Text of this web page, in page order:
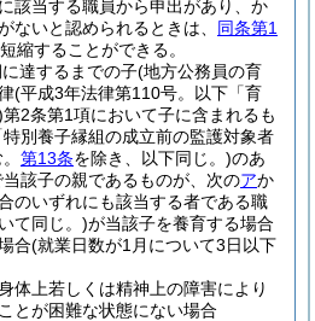
該当する職員から申出があり、か
ないと認められるときは、 同条第1
縮することができる。
達するまでの子(地方公務員の育
(平成3年法律第110号。以下「育
第2条第1項において子に含まれるも
別養子縁組の成立前の監護対象者
第13条を除き、以下同じ。)のあ
該子の親であるものが、次のアか
のいずれにも該当する者である職
て同じ。)が当該子を養育する場合
合(就業日数が1月について3日以下
体上若しくは精神上の障害により
とが困難な状態にない場合